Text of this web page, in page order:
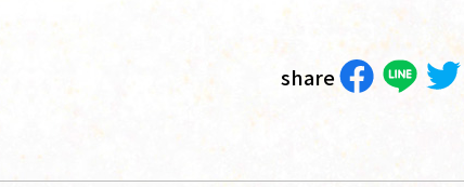
share